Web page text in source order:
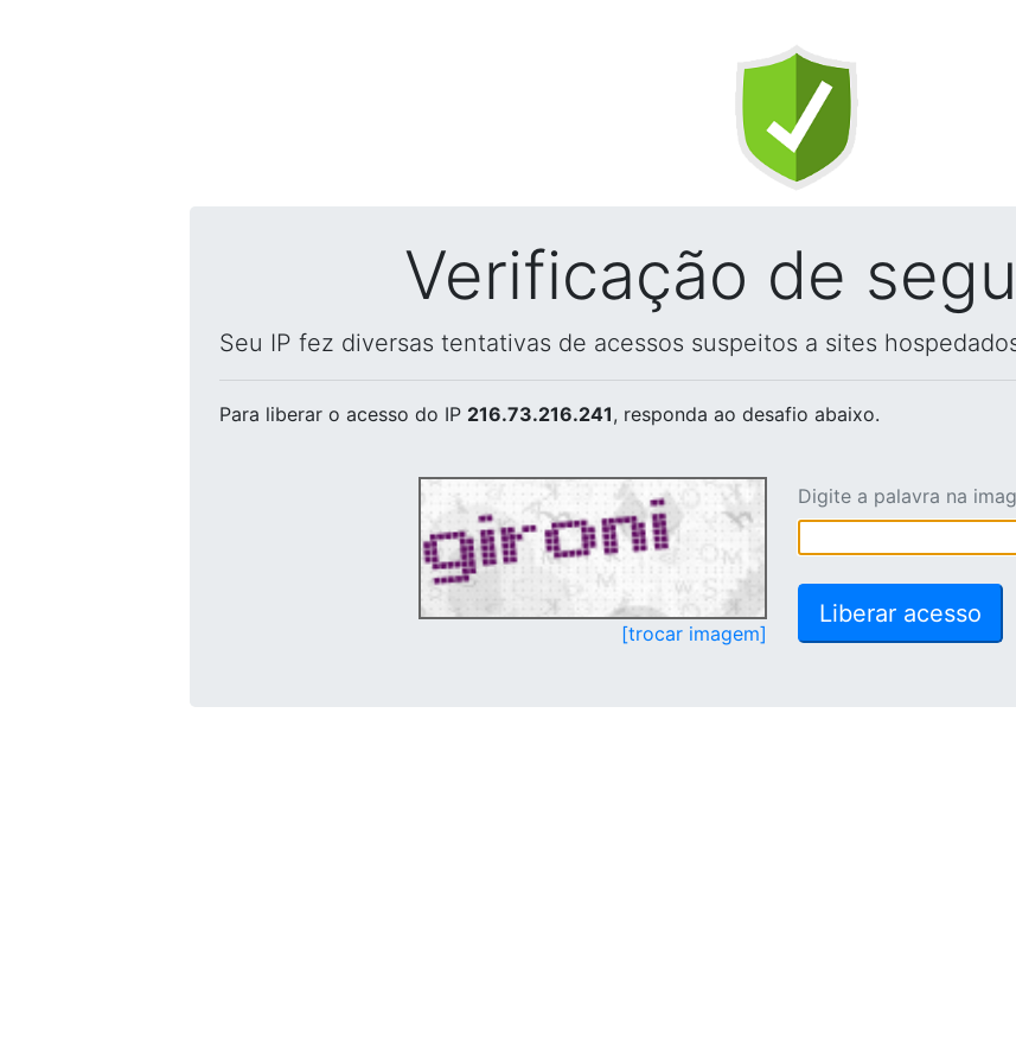
Verificação de
Seu IP fez diversas tentativas de acessos suspeitos a sites
Para liberar o acesso do IP 216.73.216.241, responda ao desafio abaixo.
[trocar imagem]
Digite a palavra na